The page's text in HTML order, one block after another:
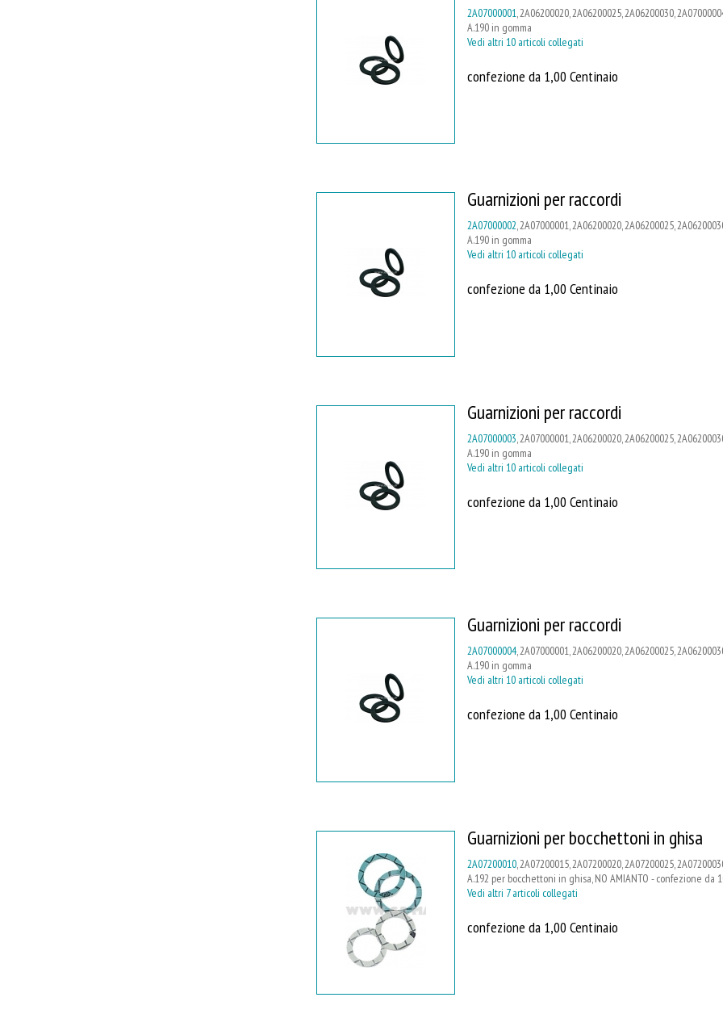
2A07000001 , 2A06200020, 2A06200025, 2A06200030,
A.190 in gomma
Vedi altri 10 articoli collegati
confezione da 1,00 Centinaio
Guarnizioni per raccordi
2A07000002, 2A07000001, 2A06200020, 2A06200025,
A.190 in gomma
Vedi altri 10 articoli collegati
confezione da 1,00 Centinaio
Guarnizioni per raccordi
2A07000003 , 2A07000001, 2A06200020, 2A06200025,
A.190 in gomma
Vedi altri 10 articoli collegati
confezione da 1,00 Centinaio
Guarnizioni per raccordi
2A07000004, 2A07000001, 2A06200020, 2A06200025,
A.190 in gomma
Vedi altri 10 articoli collegati
confezione da 1,00 Centinaio
Guarnizioni per bocchettoni in ghisa
2A07200010, 2A07200015, 2A07200020, 2A07200025,
A.192 per bocchettoni in ghisa, NO AMIANTO - confezione da
Vedi altri 7 articoli collegati
confezione da 1,00 Centinaio